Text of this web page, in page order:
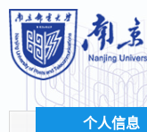
个人信息